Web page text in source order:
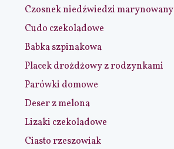
Czosnek niedźwiedzi marynowany
Cudo czekoladowe
Babka szpinakowa
Placek drożdżowy z rodzynkami
Parówki domowe
Deser z melona
Lizaki czekoladowe
Ciasto rzeszowiak